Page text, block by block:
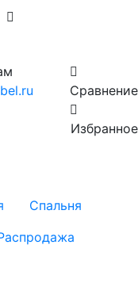
Сравнение
Избранное
Спальня